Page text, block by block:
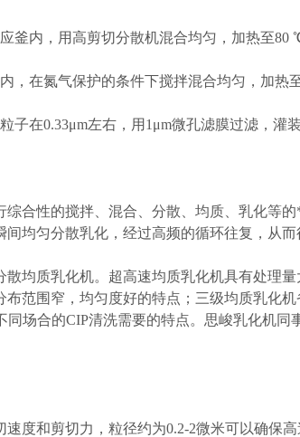
釜内，用高剪切分散机混合均匀，加热至
，在氮气保护的条件下搅拌混合均匀，加
子在0.33μm左右，用1μm微孔滤膜过滤，灌
合性的搅拌、混合、分散、均质、乳化等
均匀分散乳化，经过高频的循环往复，从而
均质乳化机。超高速均质乳化机具有处理
范围窄，均匀度好的特点；三级均质乳化机
场合的CIP清洗需要的特点。思峻乳化机同
速度和剪切力，粒径约为0.2-2微米可以确保